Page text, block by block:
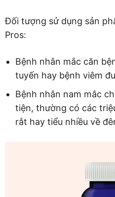
Đối tượng sử dụng sản
Pros:
Bệnh nhân mắc căn
tuyến hay bệnh viêm
Bệnh nhân nam mắc
tiện, thường có các
rắt hay tiểu nhiều về